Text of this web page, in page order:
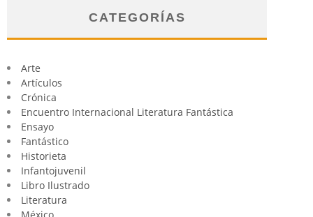
CATEGORÍAS
Arte
Artículos
Crónica
Encuentro Internacional Literatura Fantástica
Ensayo
Fantástico
Historieta
Infantojuvenil
Libro Ilustrado
Literatura